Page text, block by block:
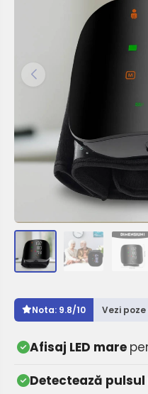
Nota: 9.8/10 Vezi
Afisaj LED mare
Detectează